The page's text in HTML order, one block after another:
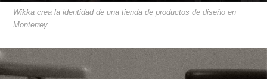
Wikka crea la identidad de una tienda de productos de diseño en
Monterrey